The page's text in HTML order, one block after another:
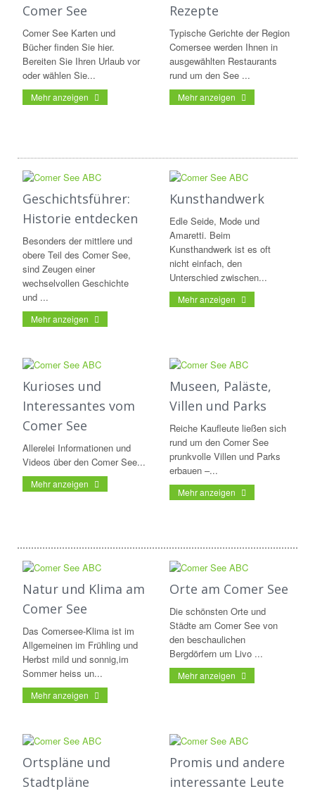
Comer See
Comer See Karten und
Bücher finden Sie hier.
Bereiten Sie Ihren Urlaub vor
oder wählen Sie...
Mehr anzeigen
Rezepte
Typische Gerichte der Region
Comersee werden Ihnen in
ausgewählten Restaurants
rund um den See ...
Mehr anzeigen
Geschichtsführer:
Historie entdecken
Besonders der mittlere und
obere Teil des Comer See,
sind Zeugen einer
wechselvollen Geschichte
und ...
Mehr anzeigen
Kunsthandwerk
Edle Seide, Mode und
Amaretti. Beim
Kunsthandwerk ist es oft
nicht einfach, den
Unterschied zwischen...
Mehr anzeigen
Kurioses und
Interessantes vom
Comer See
Allerelei Informationen und
Videos über den Comer See...
Mehr anzeigen
Museen, Paläste,
Villen und Parks
Reiche Kaufleute ließen sich
rund um den Comer See
prunkvolle Villen und Parks
erbauen –...
Mehr anzeigen
Natur und Klima am
Comer See
Das Comersee-Klima ist im
Allgemeinen im Frühling und
Herbst mild und sonnig,im
Sommer heiss un...
Mehr anzeigen
Orte am Comer See
Die schönsten Orte und
Städte am Comer See von
den beschaulichen
Bergdörfern um Livo ...
Mehr anzeigen
Ortspläne und
Stadtpläne
Promis und andere
interessante Leute